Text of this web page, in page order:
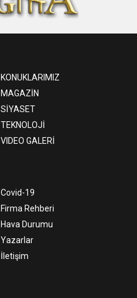
KONUKLARIMIZ
MAGAZİN
SİYASET
TEKNOLOJİ
VIDEO GALERİ
Covid-19
Firma Rehberi
Hava Durumu
Yazarlar
İletişim